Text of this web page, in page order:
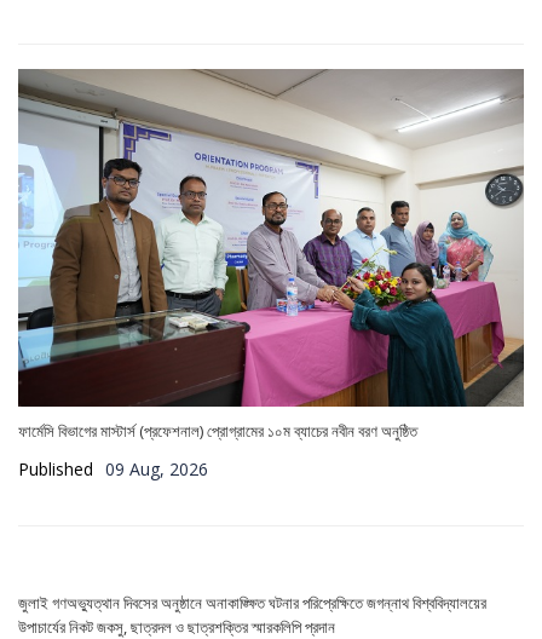
ফার্মেসি বিভাগের মাস্টার্স (প্রফেশনাল) প্রোগ্রামের ১০ম ব্যাচের নবীন বরণ অনুষ্ঠিত
Published 09 Aug, 2026
জুলাই গণঅভ্যুত্থান দিবসের অনুষ্ঠানে অনাকাঙ্ক্ষিত ঘটনার পরিপ্রেক্ষিতে জগন্নাথ বিশ্ববিদ্যালয়ের
উপাচার্যের নিকট জকসু, ছাত্রদল ও ছাত্রশক্তির স্মারকলিপি প্রদান